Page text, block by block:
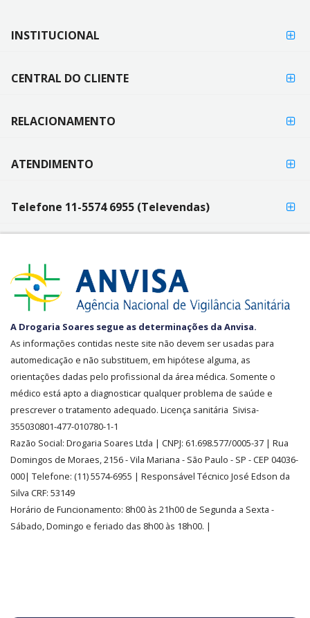
FORMAS
FORMAS DE
PAGAMENTO
INSTITUCIONAL
CENTRAL DO CLIENTE
RELACIONAMENTO
ATENDIMENTO
Telefone 11-5574 6955 (Televendas)
A Drogaria Soares segue as determinações da Anvisa.
As informações contidas neste site não devem ser usadas para
automedicação e não substituem, em hipótese alguma, as
orientações dadas pelo profissional da área médica. Somente o
médico está apto a diagnosticar qualquer problema de saúde e
prescrever o tratamento adequado. Licença sanitária Sivisa-
355030801-477-010780-1-1
Razão Social: Drogaria Soares Ltda | CNPJ: 61.698.577/0005-37 | Rua
Domingos de Moraes, 2156-Vila Mariana - São Paulo - SP - CEP 04036-
000| Telefone: (11)5574-6955 | Responsável Técnico José Edson da
Silva CRF: 53149
Horário de Funcionamento: 8h00 às 21h00 de Segunda a Sexta -
Sábado, Domingo e feriado das 8h00 às 18h00. |